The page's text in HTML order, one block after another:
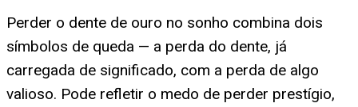
Perder o dente de ouro no sonho combina dois
símbolos de queda — a perda do dente, já
carregada de significado, com a perda de algo
valioso. Pode refletir o medo de perder prestígio,